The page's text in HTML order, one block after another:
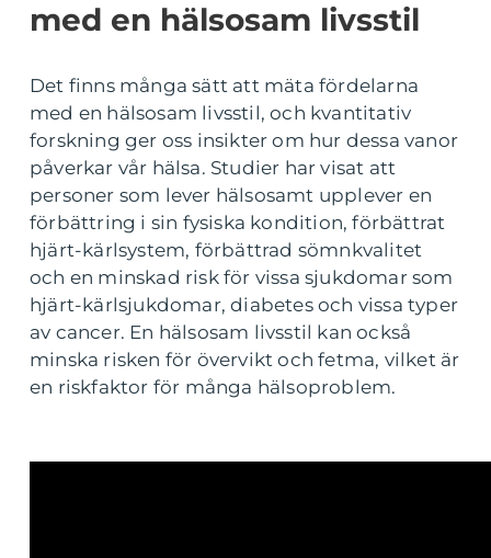
med en hälsosam livsstil
Det finns många sätt att mäta fördelarna
med en hälsosam livsstil, och kvantitativ
forskning ger oss insikter om hur dessa vanor
påverkar vår hälsa. Studier har visat att
personer som lever hälsosamt upplever en
förbättring i sin fysiska kondition, förbättrat
hjärt-kärlsystem, förbättrad sömnkvalitet
och en minskad risk för vissa sjukdomar som
hjärt-kärlsjukdomar, diabetes och vissa typer
av cancer. En hälsosam livsstil kan också
minska risken för övervikt och fetma, vilket är
en riskfaktor för många hälsoproblem.